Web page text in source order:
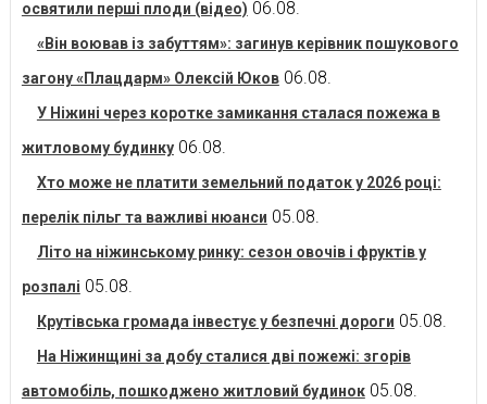
освятили перші плоди (відео) 06.08.
«Він воював із забуттям»: загинув керівник пошукового
загону «Плацдарм» Олексій Юков 06.08.
У Ніжині через коротке замикання сталася пожежа в
житловому будинку 06.08.
Хто може не платити земельний податок у 2026 році:
перелік пільг та важливі нюанси 05.08.
Літо на ніжинському ринку: сезон овочів і фруктів у
розпалі 05.08.
Крутівська громада інвестує у безпечні дороги 05.08.
На Ніжинщині за добу сталися дві пожежі: згорів
автомобіль, пошкоджено житловий будинок 05.08.